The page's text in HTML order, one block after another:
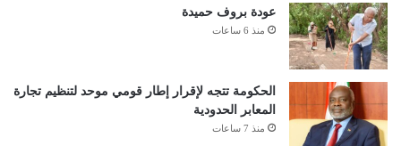
عودة بروف حميدة
منذ 6 ساعات
الحكومة تتجه لإقرار إطار قومي موحد لتنظيم تجارة
المعابر الحدودية
منذ 7 ساعات